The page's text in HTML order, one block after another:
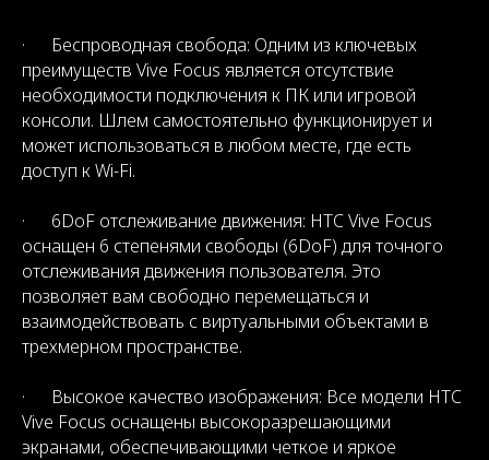
· Беспроводная свобода: Одним из ключевых
преимуществ Vive Focus является отсутствие
необходимости подключения к ПК или игровой
консоли. Шлем самостоятельно функционирует и
может использоваться в любом месте, где есть
доступ к Wi-Fi.
· 6DoF отслеживание движения: HTC Vive Focus
оснащен 6 степенями свободы (6DoF) для точного
отслеживания движения пользователя. Это
позволяет вам свободно перемещаться и
взаимодействовать с виртуальными объектами в
трехмерном пространстве.
· Высокое качество изображения: Все модели HTC
Vive Focus оснащены высокоразрешающими
экранами, обеспечивающими четкое и яркое